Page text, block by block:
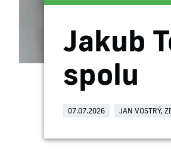
Jakub
spolu
07.07.2026 JAN VOSTRÝ,